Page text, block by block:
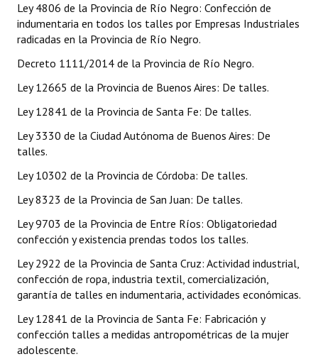
Digesto
Organigrama
DOCUMENTOS
Proyectos Presentados
Informes de Unidad Coordinadora
Ejecución Presupuestaria
Actas de Audiencias Públicas
Comunicaciones
Ley 4806 de la Provincia de Río Negro: Confección de
indumentaria en todos los talles por Empresas Industriales
radicadas en la Provincia de Río Negro.
Decreto 1111/2014 de la Provincia de Río Negro.
Ley 12665 de la Provincia de Buenos Aires: De talles.
Ley 12841 de la Provincia de Santa Fe: De talles.
Ley 3330 de la Ciudad Autónoma de Buenos Aires: De
talles.
Ley 10302 de la Provincia de Córdoba: De talles.
Ley 8323 de la Provincia de San Juan: De talles.
Ley 9703 de la Provincia de Entre Ríos: Obligatoriedad
confección y existencia prendas todos los talles.
Ley 2922 de la Provincia de Santa Cruz: Actividad industrial,
confección de ropa, industria textil, comercialización,
garantía de talles en indumentaria, actividades económicas.
Ley 12841 de la Provincia de Santa Fe: Fabricación y
confección talles a medidas antropométricas de la mujer
adolescente.